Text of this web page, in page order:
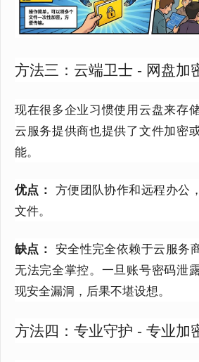
方法三：云端卫士 - 网盘加
现在很多企业习惯使用云盘来存
云服务提供商也提供了文件加密
能。
优点： 方便团队协作和远程办公
文件。
缺点： 安全性完全依赖于云服务
无法完全掌控。一旦账号密码泄
现安全漏洞，后果不堪设想。
方法四：专业守护 - 专业加